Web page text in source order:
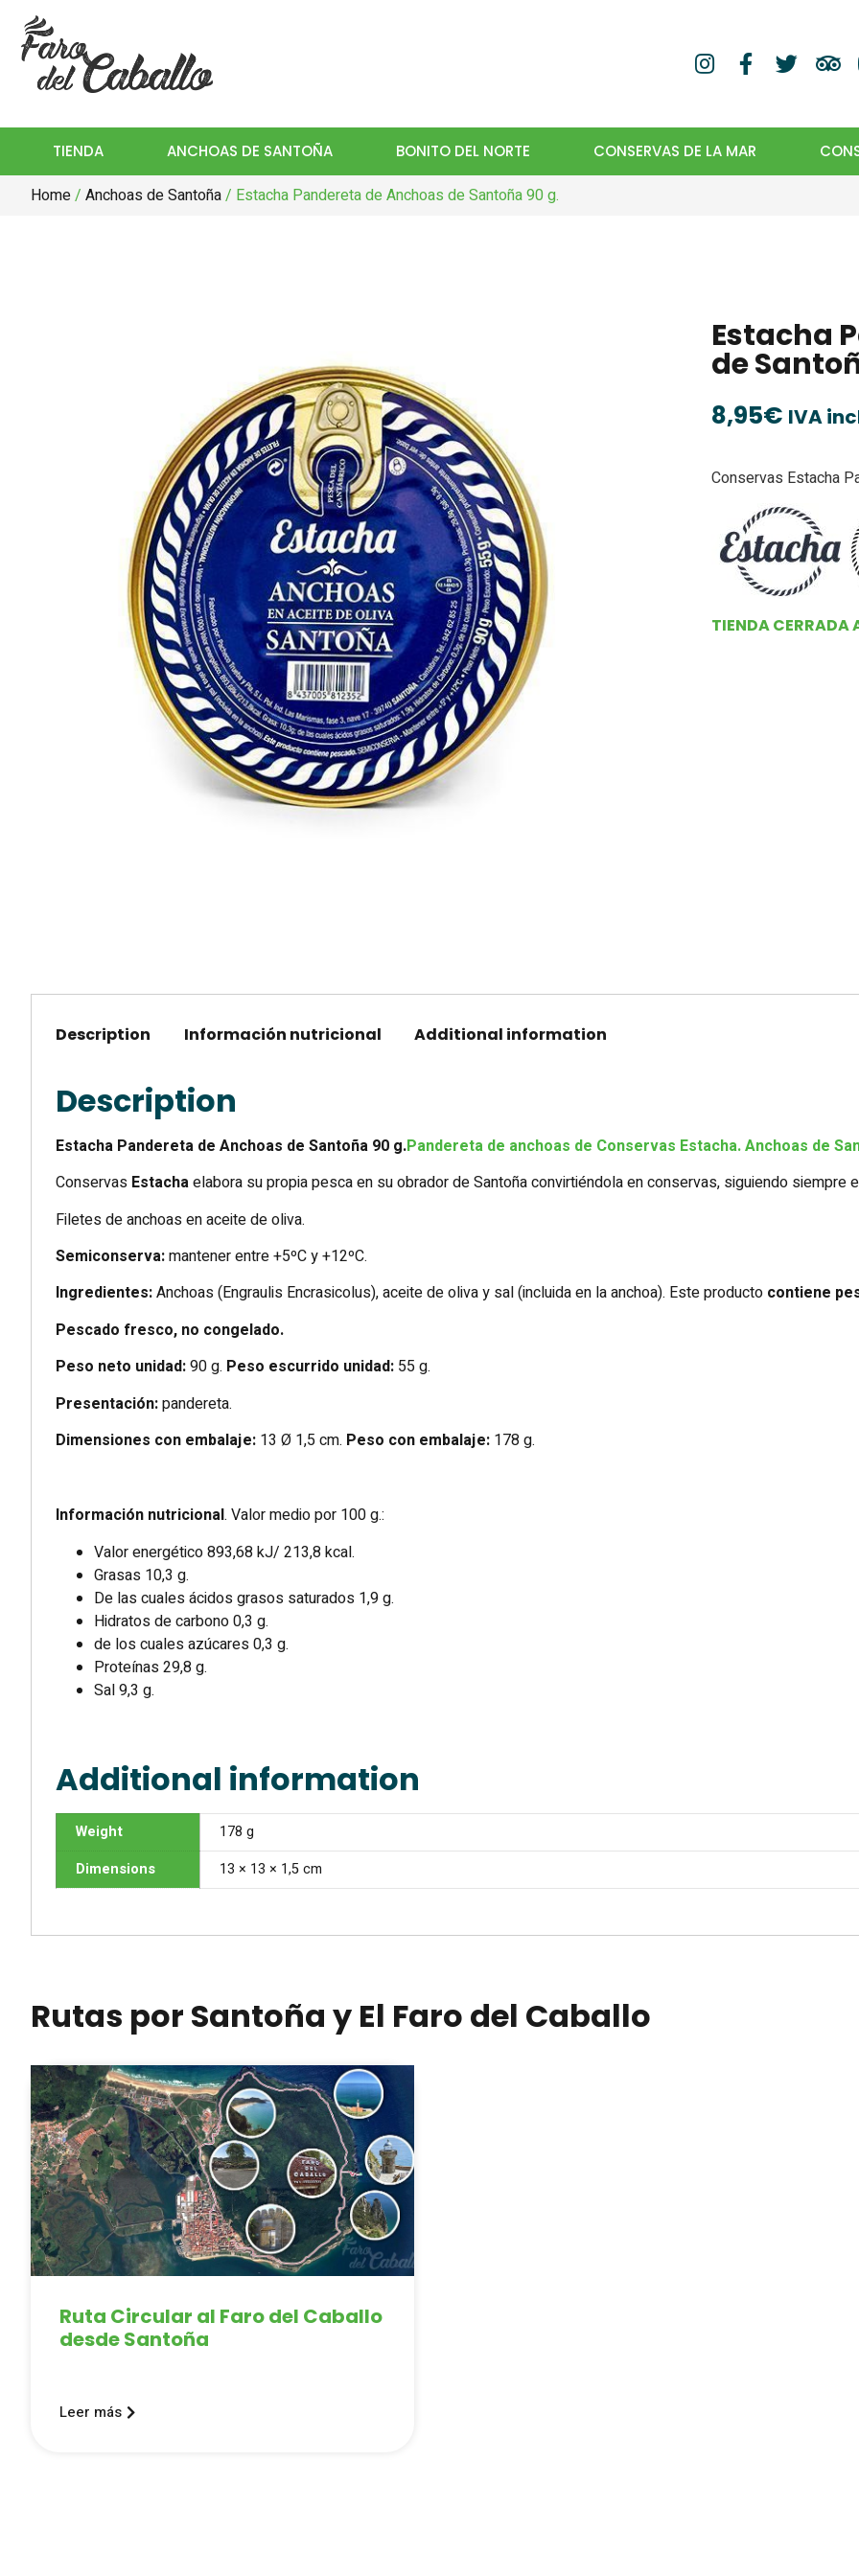
TIENDA ANCHOAS DE SANTOÑA BONITO DEL NORTE CONSERVAS DE LA MAR
Home/ Anchoas de Santoña/ Estacha Pandereta de Anchoas de Santoña 90 g.
Estacha
de
8,95€ IVA
Conservas Estacha
TIENDA CERRADA
Description Información nutricional Additional information
Description
Estacha Pandereta de Anchoas de Santoña 90 g.Pandereta de anchoas de Conservas Estacha. Anchoas de
Conservas Estachaelabora su propia pesca en su obrador de Santoña convirtiéndola en conservas, siguiendo siempre
Filetes de anchoas en aceite de oliva.
Semiconserva:mantener entre +5ºC y +12ºC.
Ingredientes:Anchoas (Engraulis Encrasicolus), aceite de oliva y sal (incluida en la anchoa). Este producto contiene
Pescado fresco, no congelado.
Peso neto unidad:90 g. Peso escurrido unidad: 55 g.
Presentación:pandereta.
Dimensiones con embalaje: 13 Ø 1,5 cm. Peso con embalaje: 178 g.
Información nutricional. Valor medio por 100 g.:
Valor energético 893,68 kJ/ 213,8 kcal.
Grasas 10,3 g.
De las cuales ácidos grasos saturados 1,9 g.
Hidratos de carbono 0,3 g.
de los cuales azúcares 0,3 g.
Proteínas 29,8 g.
Sal 9,3 g.
Additional information
Weight
178 g
Dimensions
13 × 13 × 1,5 cm
Rutas por Santoña y El Faro del Caballo
Ruta Circular al Faro del Caballo
desde Santoña
Leer más